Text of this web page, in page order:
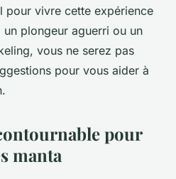
pour vivre cette expérience
plongeur aguerri ou un
vous ne serez pas
pour vous aider à
pour
manta